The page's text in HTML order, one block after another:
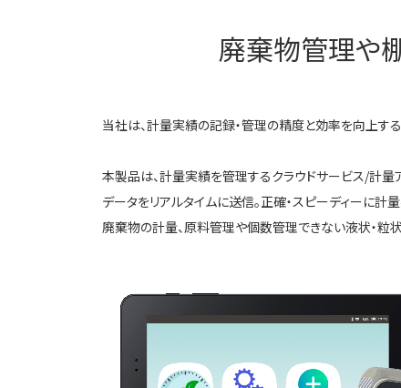
廃棄物管理や
当社は、計量実績の記録・管理の精度と効率を向上する
本製品は、計量実績を管理するクラウドサービス/計
データをリアルタイムに送信。正確・スピーディーに計
廃棄物の計量、原料管理や個数管理できない液状・粒